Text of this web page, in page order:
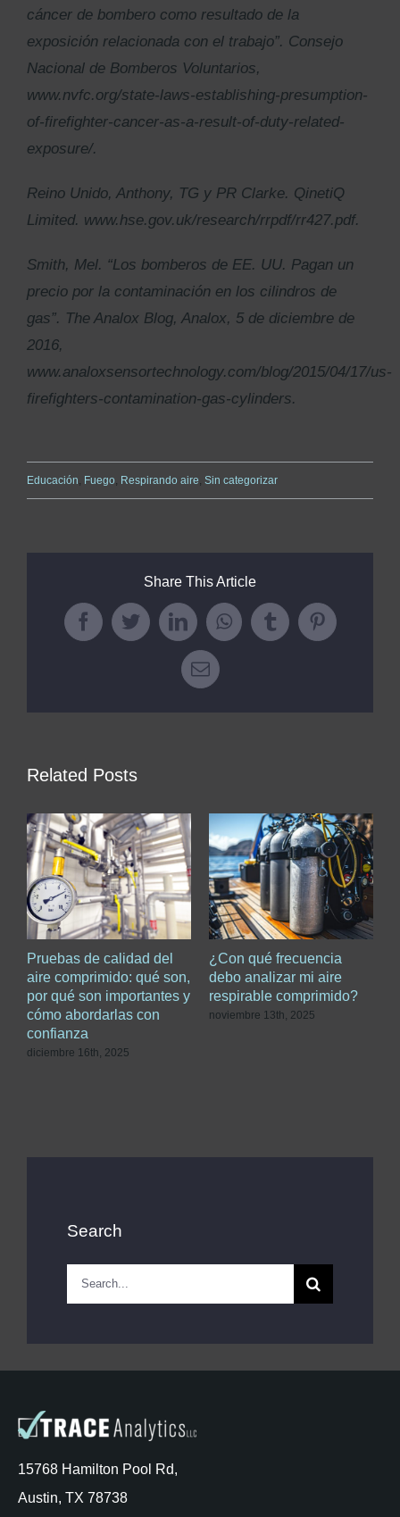
cáncer de bombero como resultado de la
exposición relacionada con el trabajo”. Consejo
Nacional de Bomberos Voluntarios,
www.nvfc.org/state-laws-establishing-presumption-
of-firefighter-cancer-as-a-result-of-duty-related-
exposure/.
Reino Unido, Anthony, TG y PR Clarke. QinetiQ
Limited. www.hse.gov.uk/research/rrpdf/rr427.pdf.
Smith, Mel. “Los bomberos de EE. UU. Pagan un
precio por la contaminación en los cilindros de
gas”. The Analox Blog, Analox, 5 de diciembre de
2016,
www.analoxsensortechnology.com/blog/2015/04/17/us-
firefighters-contamination-gas-cylinders.
Educación, Fuego, Respirando aire, Sin categorizar
Share This Article
FacebookTwitterLinkedInWhatsApp
TumblrPinterest
Email
Related Posts
Pruebas de calidad del
aire comprimido: qué son,
por qué son importantes y
cómo abordarlas con
confianza
diciembre 16th, 2025
¿Con qué frecuencia
debo analizar mi aire
respirable comprimido?
noviembre 13th, 2025
Search
Search
for:
15768 Hamilton Pool Rd,
Austin, TX 78738